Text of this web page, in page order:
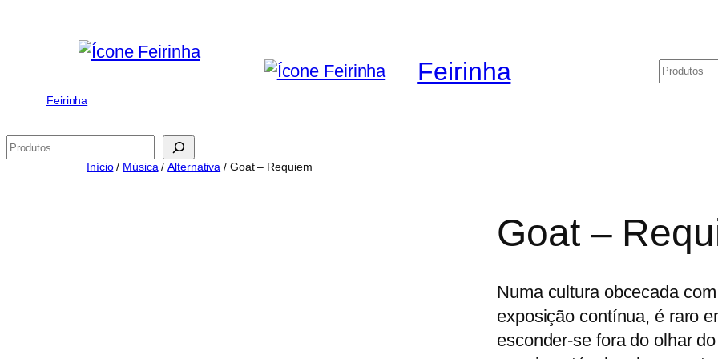
Feirinha
Feirinha
Pesquisar
Início/ Música /Alternativa / Goat – Requiem
Goat –
Numa cultura obcecada
exposição contínua, é raro
esconder-se fora do olhar